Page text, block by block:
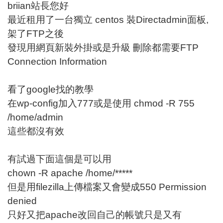
briian站長您好
最近租用了一台獨立 centos 裝Directadmin面板,
架了FTP之後
發現用網頁新裝外掛或是升級 刪除都需要FTP
Connection Information
看了google找的教學
在wp-config加入777或是使用 chmod -R 755
/home/admin
這些都沒有效
有試過下面這個是可以用
chown -R apache /home/*****
但是用filezilla上傳檔案又會變成550 Permission
denied
只好又把apache改回自己的帳號只是又有